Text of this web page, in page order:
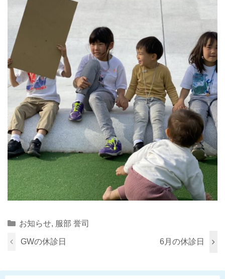
Categories
お知らせ, 服部 誉司
GWの休診日 6月の休診日